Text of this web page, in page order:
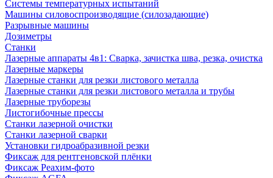
Системы температурных испытаний
Машины силовоспроизводящие (силозадающие)
Разрывные машины
Дозиметры
Станки
Лазерные аппараты 4в1: Сварка, зачистка шва, резка, очистка
Лазерные маркеры
Лазерные станки для резки листового металла
Лазерные станки для резки листового металла и трубы
Лазерные труборезы
Листогибочные прессы
Станки лазерной очистки
Станки лазерной сварки
Установки гидроабразивной резки
Фиксаж для рентгеновской плёнки
Фиксаж Реахим-фото